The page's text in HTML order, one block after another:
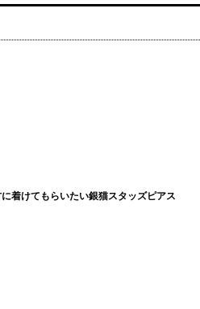
着けてもらいたい銀猫スタッズピアス